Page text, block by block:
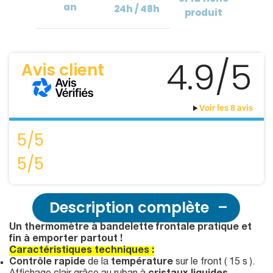
an
24h / 48h
produit
Avis client 4.9/5
Voir les 8 avis
5/5
5/5
Description complète
Un thermomètre à bandelette frontale pratique et
fin à emporter partout !
Caractéristiques techniques :
Contrôle rapide de la température sur le front ( 15 s ).